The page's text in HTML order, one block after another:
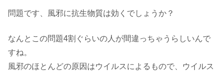
問題です、風邪に抗生物質は効くでしょうか？
なんとこの問題4割ぐらいの人が間違っちゃうらしいんで
すね。
風邪のほとんどの原因はウイルスによるもので、ウイルス